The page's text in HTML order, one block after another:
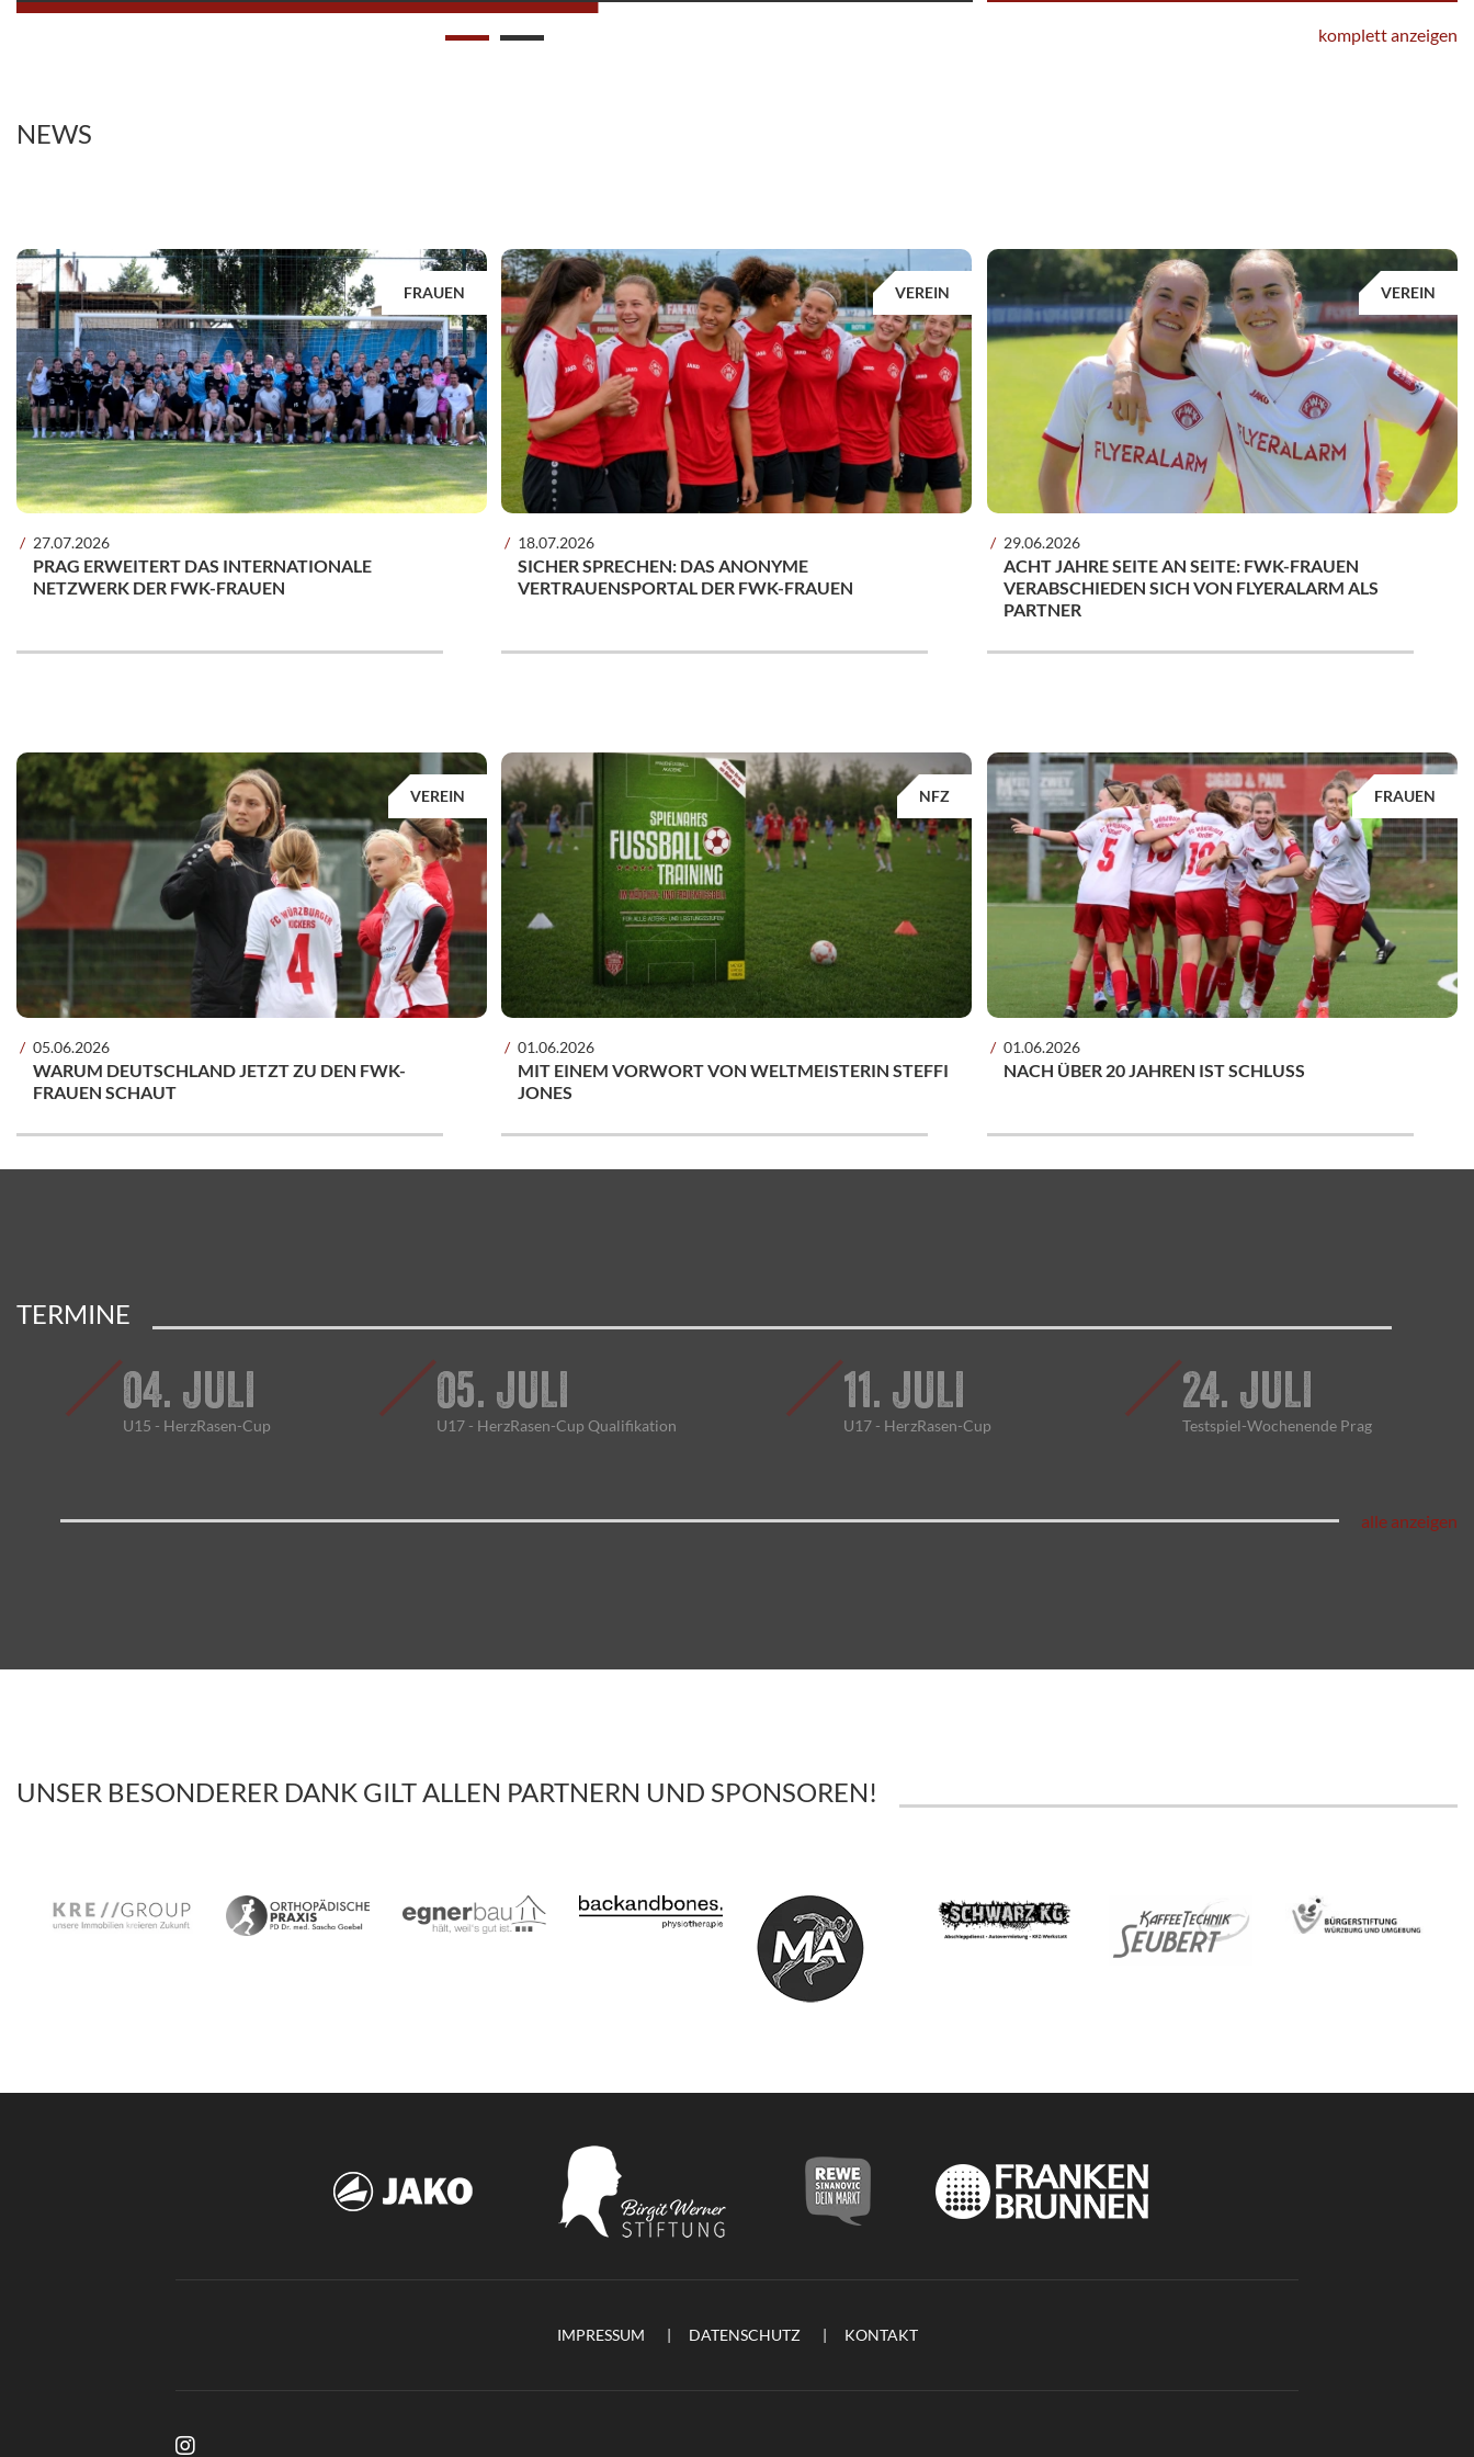
komplett anzeigen
NEWS
FRAUEN
27.07.2026
PRAG ERWEITERT DAS INTERNATIONALE
NETZWERK DER FWK-FRAUEN
VEREIN
18.07.2026
SICHER SPRECHEN: DAS ANONYME
VERTRAUENSPORTAL DER FWK-FRAUEN
VEREIN
29.06.2026
ACHT JAHRE SEITE AN SEITE: FWK-FRAUEN
VERABSCHIEDEN SICH VON FLYERALARM ALS
PARTNER
VEREIN
05.06.2026
WARUM DEUTSCHLAND JETZT ZU DEN FWK-
FRAUEN SCHAUT
NFZ
01.06.2026
MIT EINEM VORWORT VON WELTMEISTERIN STEFFI
JONES
FRAUEN
01.06.2026
NACH ÜBER 20 JAHREN IST SCHLUSS
TERMINE
04. JULI
U15 - HerzRasen-Cup
05. JULI
U17 - HerzRasen-Cup Qualifikation
11. JULI
U17 - HerzRasen-Cup
24. JULI
Testspiel-Wochenende Prag
alle anzeigen
UNSER BESONDERER DANK GILT ALLEN PARTNERN UND SPONSOREN!
IMPRESSUM DATENSCHUTZ KONTAKT